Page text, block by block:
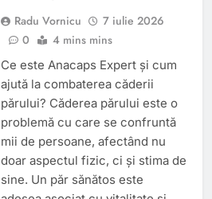
Radu Vornicu
7 iulie 2026
0
4 mins mins
Ce este Anacaps Expert și cum
ajută la combaterea căderii
părului? Căderea părului este o
problemă cu care se confruntă
mii de persoane, afectând nu
doar aspectul fizic, ci și stima de
sine. Un păr sănătos este